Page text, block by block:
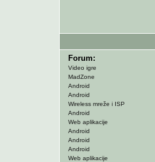
Forum:
Video igre
MadZone
Android
Android
Wireless mreže i ISP
Android
Web aplikacije
Android
Android
Android
Web aplikacije